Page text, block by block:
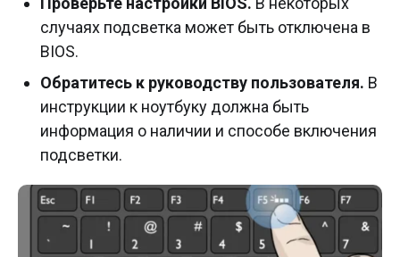
случаях подсветка может быть отключена в
BIOS.
Обратитесь к руководству пользователя. В
инструкции к ноутбуку должна быть
информация о наличии и способе включения
подсветки.